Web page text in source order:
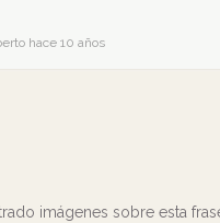
hace 10 años
imágenes sobre esta